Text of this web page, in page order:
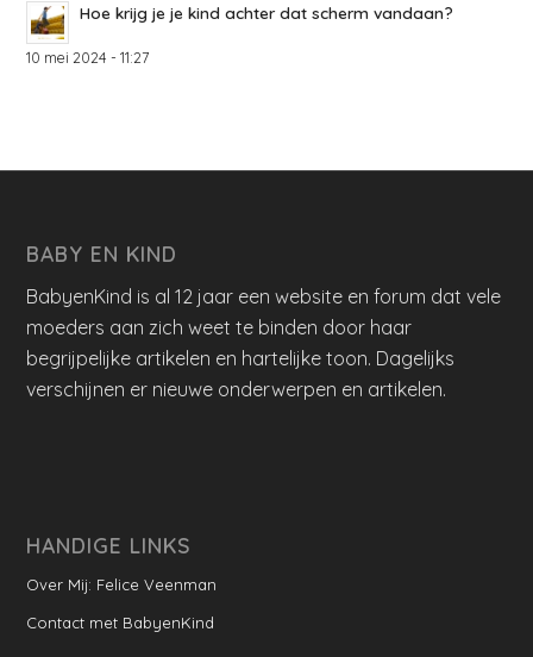
Hoe krijg je je kind achter dat scherm vandaan?
10 mei 2024 - 11:27
BABY EN KIND
BabyenKind is al 12 jaar een website en forum dat vele
moeders aan zich weet te binden door haar
begrijpelijke artikelen en hartelijke toon. Dagelijks
verschijnen er nieuwe onderwerpen en artikelen.
HANDIGE LINKS
Over Mij: Felice Veenman
Contact met BabyenKind